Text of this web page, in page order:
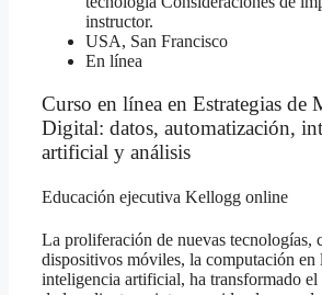
instructor.
USA, San Francisco
En línea
Curso en línea en Estrategias de
Digital: datos, automatización,
artificial y análisis
Educación ejecutiva Kellogg online
La proliferación de nuevas tecnologías,
dispositivos móviles, la computación en
inteligencia artificial, ha transformado